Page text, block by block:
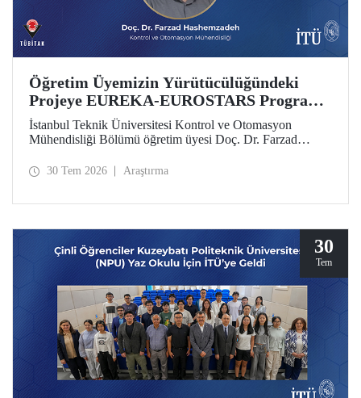
Öğretim Üyemizin Yürütücülüğündeki
Projeye EUREKA-EUROSTARS Programı
Desteği
İstanbul Teknik Üniversitesi Kontrol ve Otomasyon
Mühendisliği Bölümü öğretim üyesi Doç. Dr. Farzad
Driven Resilient Power Systems: Revolutionizing Energy
30 Tem 2026 Araştırma
30
Tem